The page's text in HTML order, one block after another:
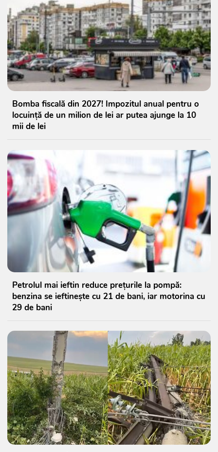
Bomba fiscală din 2027! Impozitul anual pentru o
locuință de un milion de lei ar putea ajunge la 10
mii de lei
Petrolul mai ieftin reduce prețurile la pompă:
benzina se ieftinește cu 21 de bani, iar motorina cu
29 de bani